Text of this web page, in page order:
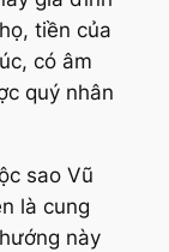
tiền của
có âm
quý nhân
sao Vũ
là cung
này